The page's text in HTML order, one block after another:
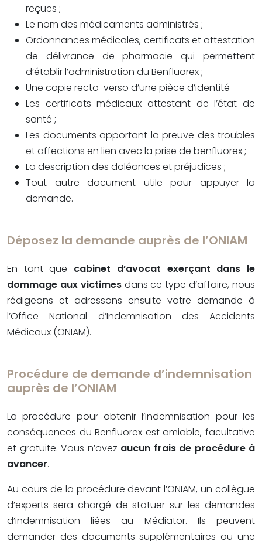
reçues ;
Le nom des médicaments administrés ;
Ordonnances médicales, certificats et attestation
de délivrance de pharmacie qui permettent
d’établir l’administration du Benfluorex ;
Une copie recto-verso d’une pièce d’identité
Les certificats médicaux attestant de l’état de
santé ;
Les documents apportant la preuve des troubles
et affections en lien avec la prise de benfluorex ;
La description des doléances et préjudices ;
Tout autre document utile pour appuyer la
demande.
Déposez la demande auprès de l’ONIAM
En tant que cabinet d’avocat exerçant dans le
dommage aux victimes dans ce type d’affaire, nous
rédigeons et adressons ensuite votre demande à
l’Office National d’Indemnisation des Accidents
Médicaux (ONIAM).
Procédure de demande d’indemnisation
auprès de l’ONIAM
La procédure pour obtenir l’indemnisation pour les
conséquences du Benfluorex est amiable, facultative
et gratuite. Vous n’avez aucun frais de procédure à
avancer.
Au cours de la procédure devant l’ONIAM, un collègue
d’experts sera chargé de statuer sur les demandes
d’indemnisation liées au Médiator. Ils peuvent
demander des documents supplémentaires ou une